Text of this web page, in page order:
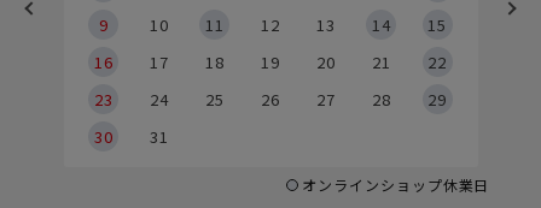
9
10 11 12 13 14
15
16
17 18 19 20 21
22
23
24 25 26 27 28
29
30
31
オンラインショップ休業日